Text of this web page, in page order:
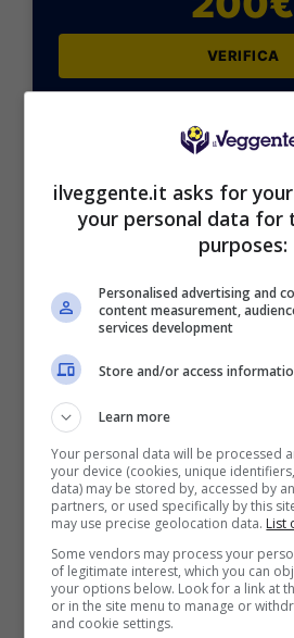
VERIFICA
BONUS BENVENUTO
Fino a 2050€ sport
Per i nuovi registrati: 100% fino
Scommesse + 50% del primo
Mostra
BONUS BENVENUTO
ilveggente.it asks for
your personal data for
purposes:
Personalised advertising and
content measurement,
services development
Store and/or access
Learn more
Your personal data will be processed
your device (cookies, unique
data) may be stored by, accessed by
partners, or used specifically by this
may use precise geolocation data. List
Some vendors may process your
of legitimate interest, which you can
your options below. Look for a link at
or in the site menu to manage or
and cookie settings.